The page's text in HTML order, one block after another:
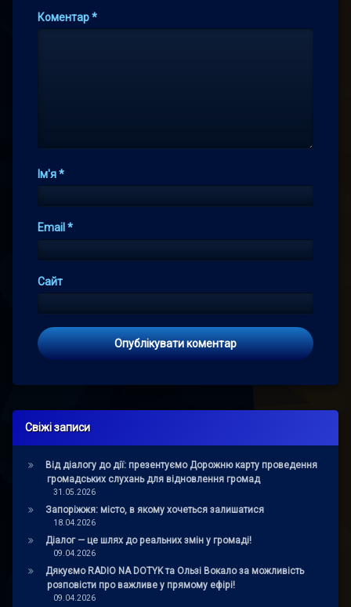
Коментар*
Ім'я*
Email *
Сайт
Свіжі записи
Від діалогу до дії: презентуємо Дорожню карту проведення
громадських слухань для відновлення громад
31.05.2026
Запоріжжя: місто, в якому хочеться залишатися
18.04.2026
Діалог — це шлях до реальних змін у громаді!
09.04.2026
Дякуємо RADIO NA DOTYK та Ользі Вокало за можливість
розповісти про важливе у прямому ефірі!
09.04.2026